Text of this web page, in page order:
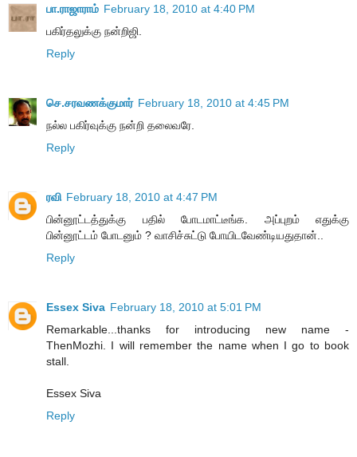
பா.ராஜாராம் February 18, 2010 at 4:40 PM
பகிர்தலுக்கு நன்றிஜி.
Reply
செ.சரவணக்குமார் February 18, 2010 at 4:45 PM
நல்ல பகிர்வுக்கு நன்றி தலைவரே.
Reply
ரவி February 18, 2010 at 4:47 PM
பின்னூட்டத்துக்கு பதில் போடமாட்டீங்க. அப்புறம் எதுக்கு
பின்னூட்டம் போடனும் ? வாசிச்சுட்டு போயிடவேண்டியதுதான்..
Reply
Essex Siva February 18, 2010 at 5:01 PM
Remarkable...thanks for introducing new name -
ThenMozhi. I will remember the name when I go to book
stall.
Essex Siva
Reply